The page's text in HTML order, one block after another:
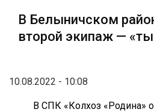
В Белыничском
второй экипаж —
10.08.2022 - 10:08
В СПК «Колхоз «Родина»